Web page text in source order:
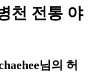
천 전통 야
님의 허